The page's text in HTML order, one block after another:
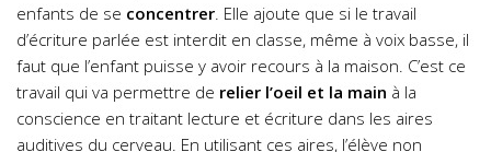
enfants de se concentrer. Elle ajoute que si le travail
d’écriture parlée est interdit en classe, même à voix basse, il
faut que l’enfant puisse y avoir recours à la maison. C’est ce
travail qui va permettre de relier l’oeil et la main à la
conscience en traitant lecture et écriture dans les aires
auditives du cerveau. En utilisant ces aires, l’élève non